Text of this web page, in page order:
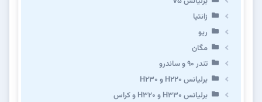
زانتیا
ریو
مگان
تندر ۹۰ و ساندرو
برلیانس H220 و H230
برلیانس H330 و H320 و کراس